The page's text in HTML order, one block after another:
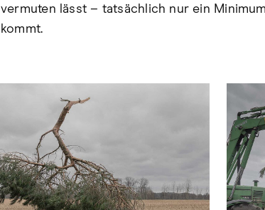
vermuten lässt – tatsächlich nur ein
kommt.